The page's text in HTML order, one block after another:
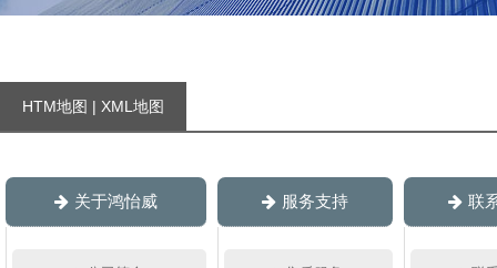
HTM地图 | XML地图
关于鸿怡威 服务支持 联